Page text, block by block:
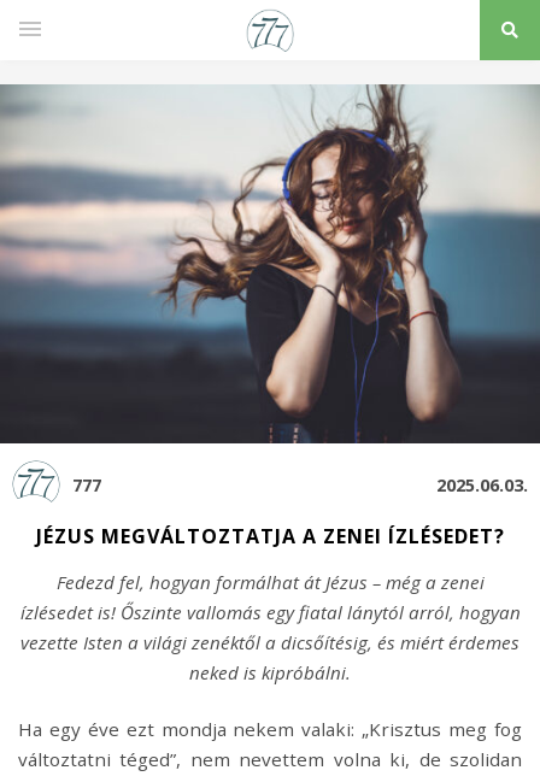
777 2025.06.03.
JÉZUS MEGVÁLTOZTATJA A ZENEI ÍZLÉSEDET?
Fedezd fel, hogyan formálhat át Jézus – még a zenei
ízlésedet is! Őszinte vallomás egy fiatal lánytól arról, hogyan
vezette Isten a világi zenéktől a dicsőítésig, és miért érdemes
neked is kipróbálni.
Ha egy éve ezt mondja nekem valaki: „Krisztus meg fog
változtatni téged”, nem nevettem volna ki, de szolidan